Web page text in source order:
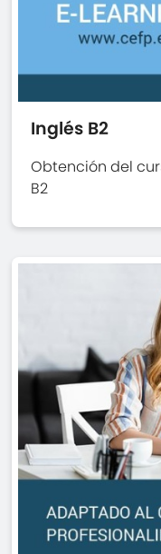
Inglés B2
Obtención del
B2